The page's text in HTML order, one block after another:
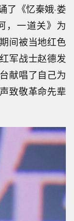
了《忆秦娥·娄
，一道关》为
间被当地红色
军战士赵德发
献唱了自己为
致敬革命先辈